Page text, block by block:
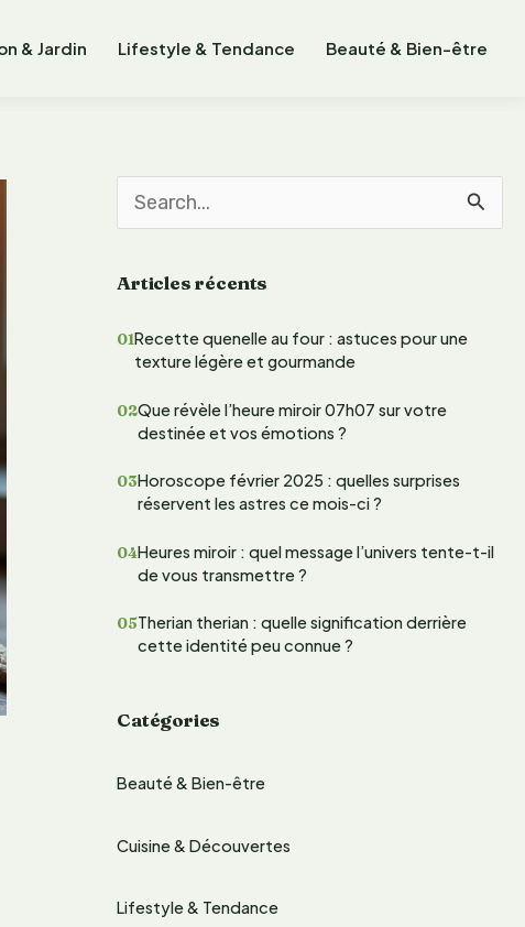
& Jardin Lifestyle & Tendance Beauté & Bien-être
c
r
h
r
Articles récents
Recette quenelle au four : astuces pour une
texture légère et gourmande
Que révèle l’heure miroir 07h07 sur votre
destinée et vos émotions ?
Horoscope février 2025 : quelles surprises
réservent les astres ce mois-ci ?
Heures miroir : quel message l’univers tente-t-il
de vous transmettre ?
Therian therian : quelle signification derrière
cette identité peu connue ?
Catégories
Beauté & Bien-être
Cuisine & Découvertes
Lifestyle & Tendance